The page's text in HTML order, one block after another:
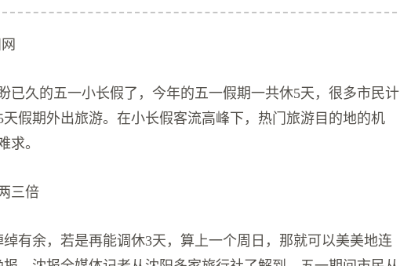
已久的五一小长假了，今年的五一假期一共休5天，很多市民计
假期外出旅游。在小长假客流高峰下，热门旅游目的地的机
求。
三倍
有余，若是再能调休3天，算上一个周日，那就可以美美地连